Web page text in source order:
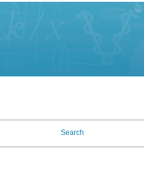
Search